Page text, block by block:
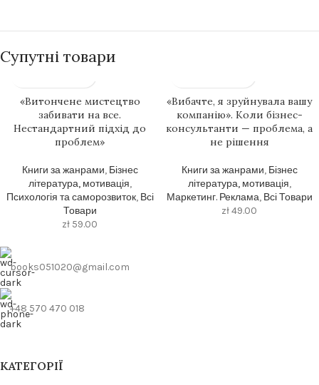
Супутні товари
«Витончене мистецтво
забивати на все.
Нестандартний підхід до
проблем»
Книги за жанрами, Бізнес
література, мотивація,
Психологія та саморозвиток, Всі
Товари
zł 59.00
«Вибачте, я зруйнувала вашу
компанію». Коли бізнес-
консультанти — проблема, а
не рішення
Книги за жанрами, Бізнес
література, мотивація,
Маркетинг. Реклама, Всі Товари
zł49.00
books051020@gmail.com
+48 570 470 018
КАТЕГОРІЇ